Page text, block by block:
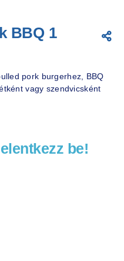
BBQ 1
pork burgerhez, BBQ
vagy szendvicsként
be!